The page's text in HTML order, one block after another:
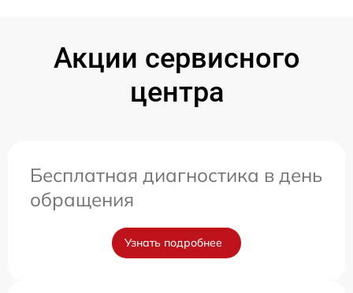
Акции сервисного
центра
Бесплатная диагностика в день
обращения
Узнать подробнее